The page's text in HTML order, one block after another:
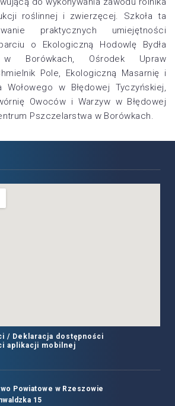
roślinnej i zwierzęcej. Szkoła ta
praktycznych umiejętności
o Ekologiczną Hodowlę Bydła
Borówkach, Ośrodek Upraw
Pole, Ekologiczną Masarnię i
Wołowego w Błędowej Tyczyńskiej,
Owoców i Warzyw w Błędowej
Pszczelarstwa w Borówkach.
/ Deklaracja dostępności
aplikacji mobilnej
Powiatowe w Rzeszowie
15